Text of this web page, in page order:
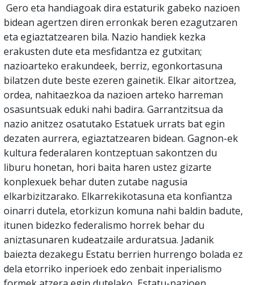
Gero eta handiagoak dira estaturik gabeko nazioen
bidean agertzen diren erronkak beren ezagutzaren
eta egiaztatzearen bila. Nazio handiek kezka
erakusten dute eta mesfidantza ez gutxitan;
nazioarteko erakundeek, berriz, egonkortasuna
bilatzen dute beste ezeren gainetik. Elkar aitortzea,
ordea, nahitaezkoa da nazioen arteko harreman
osasuntsuak eduki nahi badira. Garrantzitsua da
nazio anitzez osatutako Estatuek urrats bat egin
dezaten aurrera, egiaztatzearen bidean. Gagnon-ek
kultura federalaren kontzeptuan sakontzen du
liburu honetan, hori baita haren ustez gizarte
konplexuek behar duten zutabe nagusia
elkarbizitzarako. Elkarrekikotasuna eta konfiantza
oinarri dutela, etorkizun komuna nahi baldin badute,
itunen bidezko federalismo horrek behar du
aniztasunaren kudeatzaile arduratsua. Jadanik
baiezta dezakegu Estatu berrien hurrengo bolada ez
dela etorriko inperioek edo zenbait inperialismo